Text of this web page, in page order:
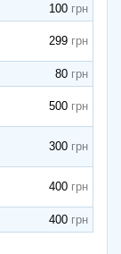
100
299
80
500
300
400
400